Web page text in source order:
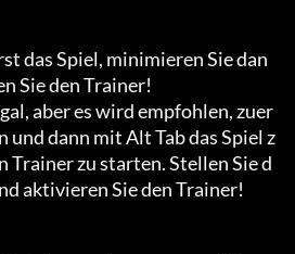
das Spiel, minimieren Sie dan
Sie den Trainer!
aber es wird empfohlen, zuer
und dann mit Alt Tab das Spiel z
Trainer zu starten. Stellen Sie d
aktivieren Sie den Trainer!